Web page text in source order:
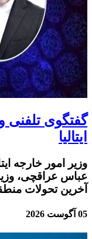
گفتگوی تلفنی
ایتالیا
وزیر امور خارجه
عباس عراقچی،
آخرین تحولات
05 آگوست 2026